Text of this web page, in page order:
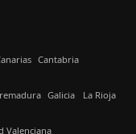
Cantabria
Galicia La Rioja
Valenciana